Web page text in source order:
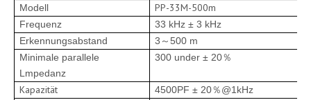
Modell
PP-33M-500m
Frequenz
33 kHz ± 3 kHz
Erkennungsabstand
3 ～ 500 m
Minimale parallele
Lmpedanz
300 under ± 20％
Kapazität 4500PF ± 20％ @1kHz